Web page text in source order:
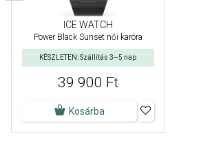
ICE WATCH
Power Black Sunset női karóra
KÉSZLETEN: Szállítás 3–5 nap
39 900 Ft
Kosárba